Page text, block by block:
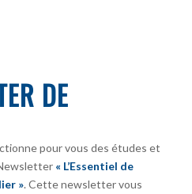
DE
pour vous des études et
« L’Essentiel de
». Cette newsletter vous